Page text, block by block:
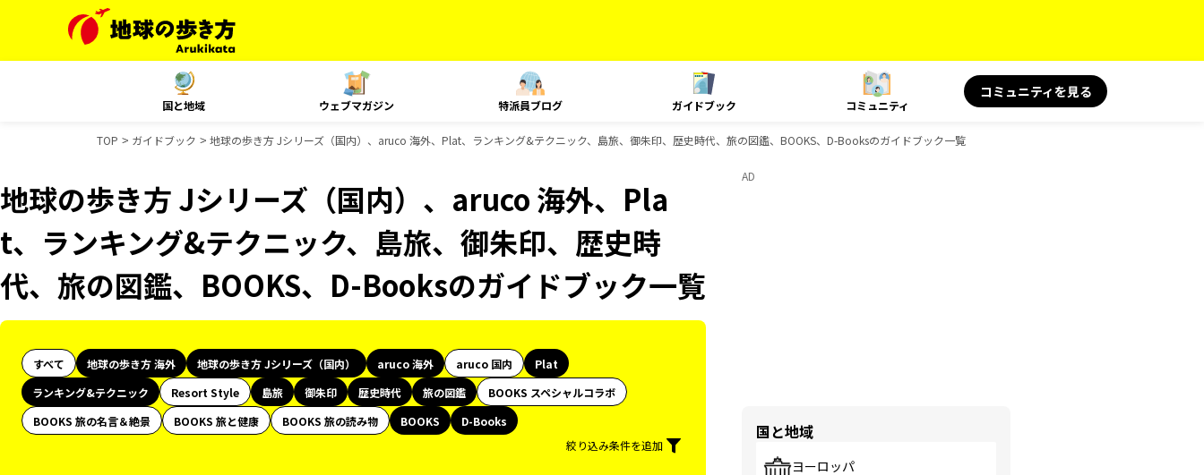
国と地域 ウェブマガジン 特派員ブログ ガイドブック コミュニティ
コミュニティを見る
TOP ガイドブック 地球の歩き方 Jシリーズ（国内）、aruco 海外、Plat、ランキング&テクニック、島旅、御朱印、歴史時代、旅の図鑑、BOOKS、D-Booksのガイドブック一覧
地球の歩き方 Jシリーズ（国内）、aruco 海外、Pla
t、ランキング&テクニック、島旅、御朱印、歴史時
代、旅の図鑑、BOOKS、D-Booksのガイドブック一覧
すべて 地球の歩き方 海外 地球の歩き方 Jシリーズ（国内） aruco 海外 aruco 国内
Plat
ランキング&テクニック
Resort Style 島旅 御朱印 歴史時代 旅の図鑑
BOOKS スペシャルコラボ
BOOKS 旅の名言＆絶景
BOOKS 旅と健康 BOOKS 旅の読み物 BOOKS
D-Books
絞り込み条件を追加
AD
国と地域
ヨーロッパ